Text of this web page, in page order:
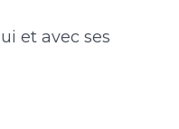
et avec ses